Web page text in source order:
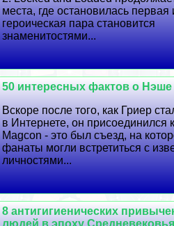
места, где остановилась первая
героическая пара становится
знаменитостями...
50 интересных фактов о Нэше
Вскоре после того, как Гриер
в Интернете, он присоединился
Magcon - это был съезд, на
фанаты могли встретиться с
личностями...
8 антигигиенических